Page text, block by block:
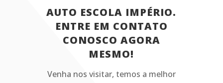
AUTO ESCOLA IMPÉRIO.
ENTRE EM CONTATO
CONOSCO AGORA
MESMO!
Venha nos visitar, temos a melhor